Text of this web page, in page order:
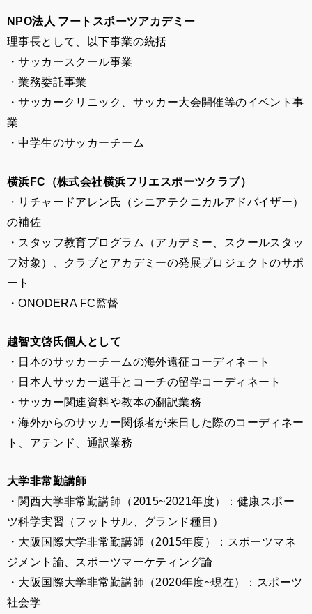
NPO法人 フートスポーツアカデミー
理事長として、以下事業の統括
・サッカースクール事業
・業務委託事業
・サッカークリニック、サッカー大会開催等のイベント事
業
・中学生のサッカーチーム
横浜FC（株式会社横浜フリエスポーツクラブ）
・リチャードアレン氏（シニアテクニカルアドバイザー）
の補佐
・スタッフ教育プログラム（アカデミー、スクールスタッ
フ対象）、クラブとアカデミーの発展プロジェクトのサポ
ート
・ONODERA FC監督
越智文啓氏個人として
・日本のサッカーチームの海外遠征コーディネート
・日本人サッカー選手とコーチの留学コーディネート
・サッカー関連資料や教本の翻訳業務
・海外からのサッカー関係者が来日した際のコーディネー
ト、アテンド、通訳業務
大学非常勤講師
・関西大学非常勤講師（2015~2021年度）：健康スポー
ツ科学実習（フットサル、グランド種目）
・大阪国際大学非常勤講師（2015年度）：スポーツマネ
ジメント論、スポーツマーケティング論
・大阪国際大学非常勤講師（2020年度~現在）：スポーツ
社会学